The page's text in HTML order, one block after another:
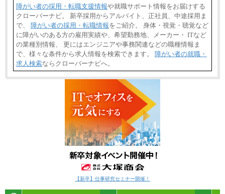
障がい者の採用・転職支援情報や就職サポート情報をお届けする
クローバーナビ。 新卒採用からアルバイト、正社員、中途採用ま
で、 障がい者の採用・転職情報をご紹介。 身体・視覚・聴覚など
に障がいのある方の雇用実績や、希望勤務地、メーカー・ ITなど
の業種別情報、 更にはエンジニアや事務関連などの職種情報ま
で、様々な条件から求人情報を検索できます。 障がい者の就職・
求人検索ならクローバーナビへ。
【新卒】仕事研究セミナー開催！